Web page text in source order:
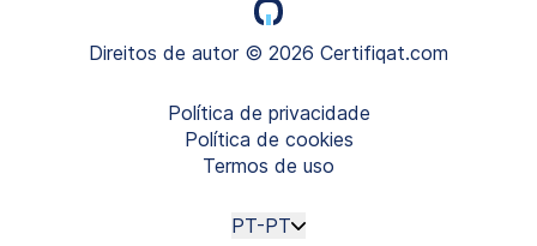
Direitos de autor © 2026 Certifiqat.com
Política de privacidade
Política de cookies
Termos de uso
PT-PT